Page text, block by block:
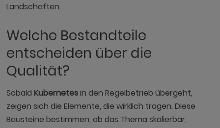
Landschaften.
Welche Bestandteile
entscheiden über die
Qualität?
Sobald Kubernetesin den Regelbetrieb übergeht,
zeigen sich die Elemente, die wirklich tragen. Diese
Bausteine bestimmen, ob das Thema skalierbar,